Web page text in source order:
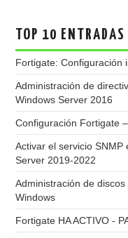
TOP 10 ENTRADAS
Fortigate: Configuración
Administración de
Windows Server 2016
Configuración Fortigate
Activar el servicio SNMP
Server 2019-2022
Administración de
Windows
Fortigate HA ACTIVO -